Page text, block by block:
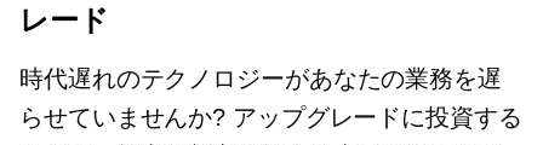
レード
時代遅れのテクノロジーがあなたの業務を遅
らせていませんか? アップグレードに投資する